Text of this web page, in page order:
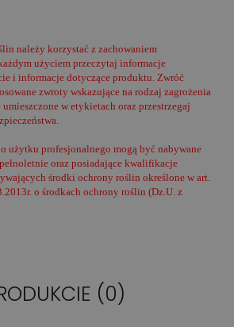
należy korzystać z zachowaniem
użyciem przeczytaj informacje
i informacje dotyczące produktu. Zwróć
zwroty wskazujące na rodzaj zagrożenia
w etykietach oraz przestrzegaj
użytku profesjonalnego mogą być nabywane
oraz posiadające kwalifikacje
środki ochrony roślin określone w art.
o środkach ochrony roślin (Dz.U. z
(0)